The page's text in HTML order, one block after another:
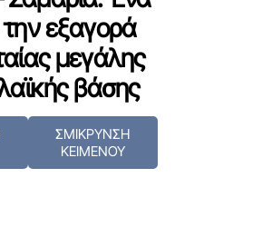
εξαγορά
μεγάλης
βάσης
ΣΜΙΚΡΥΝΣΗ
ΚΕΙΜΕΝΟΥ